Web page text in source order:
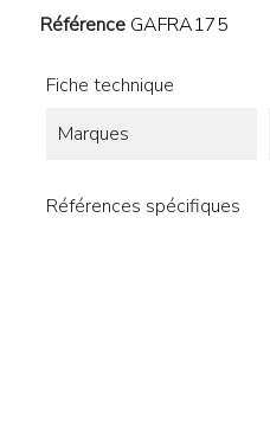
Référence GAFRA175
Fiche technique
Marques
Références spécifiques